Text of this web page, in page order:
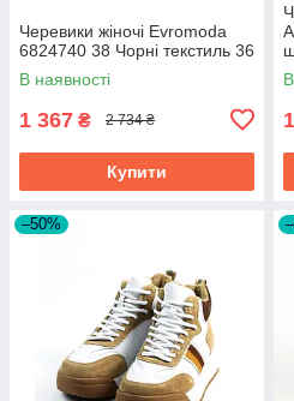
Черевики жіночі Evromoda
6824740 38 Чорні текстиль 36
В наявності
1 367 ₴ 2 734 ₴
Купити
–50%